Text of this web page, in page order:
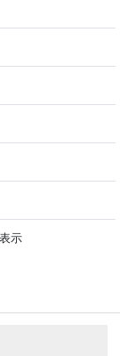
示